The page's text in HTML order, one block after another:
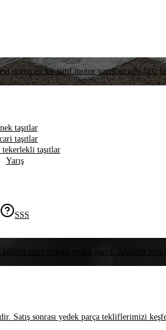
gören en üst sınıf motor yarışları gibi titiz
taşıtlar
taşıtlar
taşıtlar
Yarış
SSS
satış sonrası yedek parça. Aracınız
Satış sonrası yedek parça tekliflerimizi